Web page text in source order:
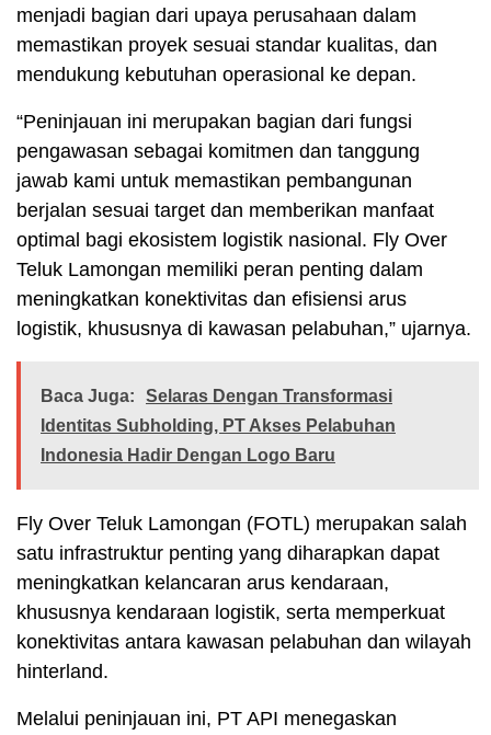
menjadi bagian dari upaya perusahaan dalam
memastikan proyek sesuai standar kualitas, dan
mendukung kebutuhan operasional ke depan.
“Peninjauan ini merupakan bagian dari fungsi
pengawasan sebagai komitmen dan tanggung
jawab kami untuk memastikan pembangunan
berjalan sesuai target dan memberikan manfaat
optimal bagi ekosistem logistik nasional. Fly Over
Teluk Lamongan memiliki peran penting dalam
meningkatkan konektivitas dan efisiensi arus
logistik, khususnya di kawasan pelabuhan,” ujarnya.
Baca Juga:
Selaras Dengan Transformasi
Identitas Subholding, PT Akses Pelabuhan
Indonesia Hadir Dengan Logo Baru
Fly Over Teluk Lamongan (FOTL) merupakan salah
satu infrastruktur penting yang diharapkan dapat
meningkatkan kelancaran arus kendaraan,
khususnya kendaraan logistik, serta memperkuat
konektivitas antara kawasan pelabuhan dan wilayah
hinterland.
Melalui peninjauan ini, PT API menegaskan